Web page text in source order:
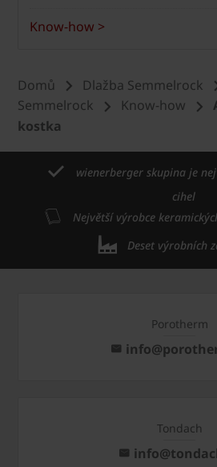
Know-how >
Domů Dlažba Semmelrock
Semmelrock
Know-how
kostka
wienerberger skupina je
cihel
Největší výrobce
Deset výrobních
Porotherm
Tondach